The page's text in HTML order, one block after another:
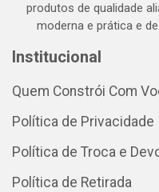
produtos de qualidade
moderna e prática e
Institucional
Quem Constrói Com
Política de Privacidade
Política de Troca e
Política de Retirada